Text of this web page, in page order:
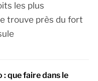
les plus
trouve près du fort
: que faire dans le